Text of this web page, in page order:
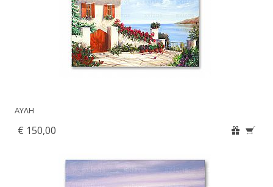
ΑΥΛΗ
€ 150,00